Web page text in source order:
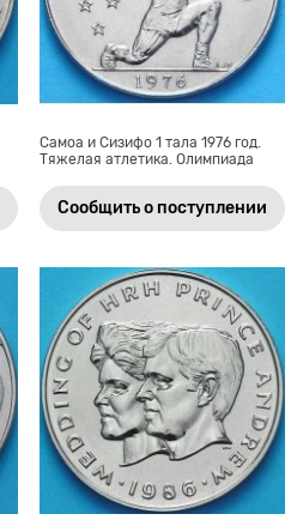
Самоа и Сизифо 1 тала 1976 год.
Тяжелая атлетика. Олимпиада
Сообщить о поступлении